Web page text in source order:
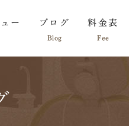
診療の流れ
ー ブログ
Blog
料金表
Fee